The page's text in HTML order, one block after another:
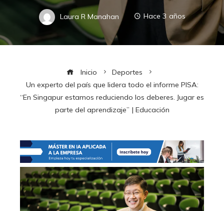
Laura R Manahan Hace 3 años
Inicio
Deportes
Un experto del país que lidera todo el informe PISA:
“En Singapur estamos reduciendo los deberes. Jugar es
parte del aprendizaje” | Educación